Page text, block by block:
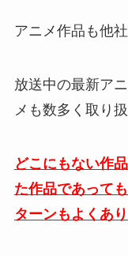
アニメ作品も他
放送中の最新ア
メも数多く取り
どこにもない作
た作品であって
ターンもよくあり